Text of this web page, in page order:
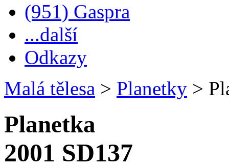
(951) Gaspra
...další
Odkazy
Malá tělesa > Planetky >
Planetka
2001 SD137